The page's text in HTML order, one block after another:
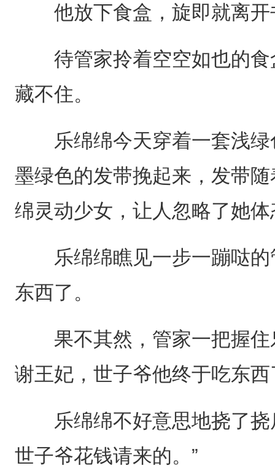
他放下食盒，旋即就离开
待管家拎着空空如也的食
藏不住。
乐绵绵今天穿着一套浅绿
墨绿色的发带挽起来，发带
绵灵动少女，让人忽略了她
乐绵绵瞧见一步一蹦哒的
东西了。
果不其然，管家一把握住
谢王妃，世子爷他终于吃东西
乐绵绵不好意思地挠了挠
世子爷花钱请来的。”